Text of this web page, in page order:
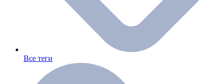
Все теги